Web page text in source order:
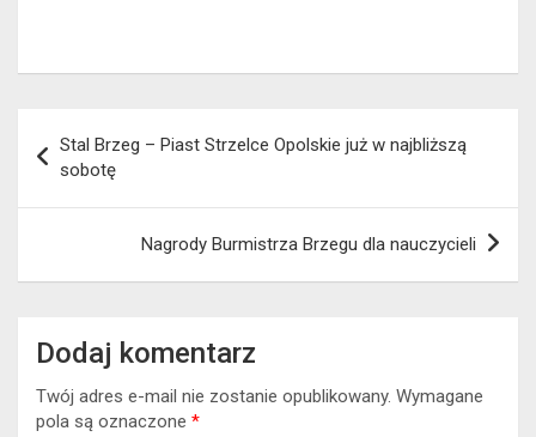
wpisu
Stal Brzeg – Piast Strzelce Opolskie już w najbliższą
sobotę
Nagrody Burmistrza Brzegu dla nauczycieli
Dodaj komentarz
Twój adres e-mail nie zostanie opublikowany. Wymagane
pola są oznaczone *